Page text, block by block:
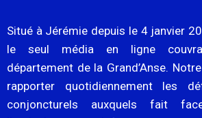
Situé à Jérémie depuis le 4 janvier
le seul média en ligne
département de la Grand’Anse.
rapporter quotidiennement les
conjoncturels auxquels fait